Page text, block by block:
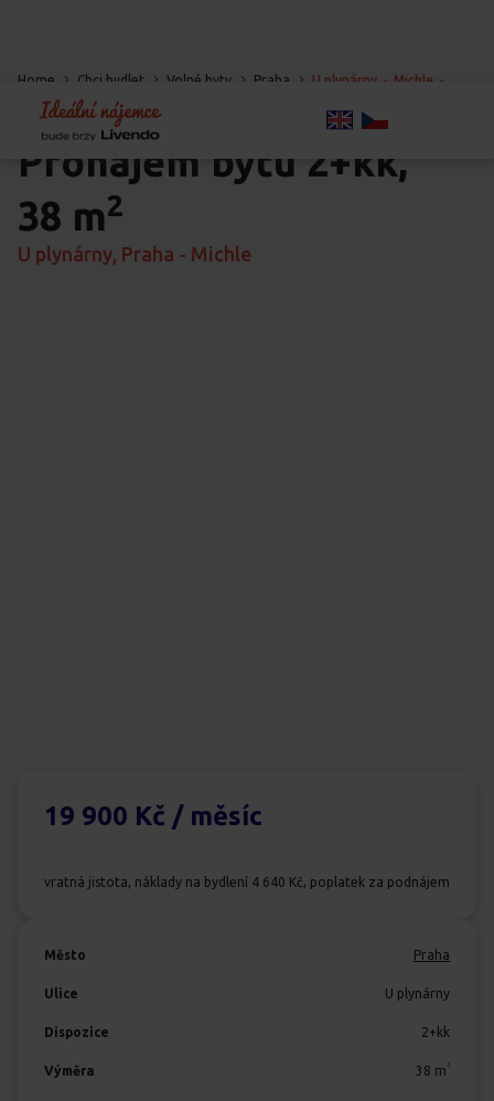
Home Chci bydlet Volné byty Praha U plynárny - Michle -
Praha
Pronájem bytu 2+kk,
38 m2
U plynárny, Praha - Michle
19 900 Kč / měsíc
vratná jistota, náklady na bydlení 4 640 Kč, poplatek za podnájem
Město Praha
Ulice U plynárny
Dispozice 2+kk
Výměra 38 m 2